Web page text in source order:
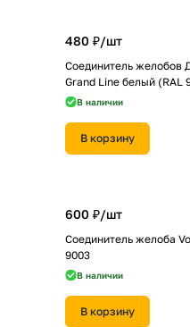
480 ₽/шт
Соединитель желобов
Grand Line белый (RAL
В наличии
В корзину
600 ₽/шт
Соединитель желоба
9003
В наличии
В корзину